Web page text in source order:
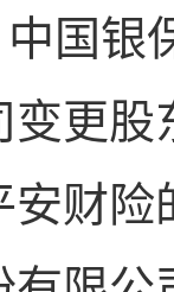
国银
变更
安财